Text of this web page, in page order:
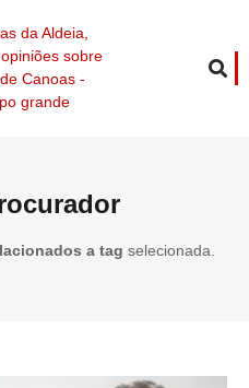
a tag selecionada.